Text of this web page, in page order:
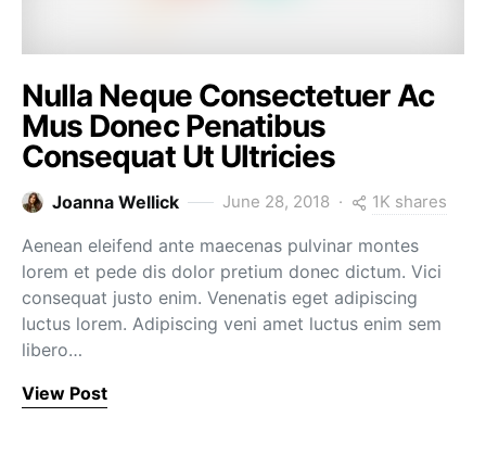
Nulla Neque Consectetuer Ac
Mus Donec Penatibus
Consequat Ut Ultricies
Joanna Wellick June 28, 2018 1K shares
Aenean eleifend ante maecenas pulvinar montes
lorem et pede dis dolor pretium donec dictum. Vici
consequat justo enim. Venenatis eget adipiscing
luctus lorem. Adipiscing veni amet luctus enim sem
libero…
View Post